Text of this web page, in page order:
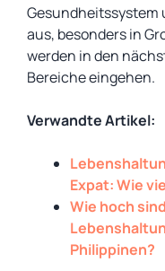
Gesundheitssystem
aus, besonders in
werden in den
Bereiche eingehen.
Verwandte Artikel:
Expat: Wie
Wie hoch
Philippinen?